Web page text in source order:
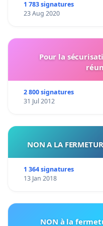
1 783 signatures
23 Aug 2020
Pour la
2 800 signatures
31 Jul 2012
NON A LA
1 364 signatures
13 Jan 2018
NON à la